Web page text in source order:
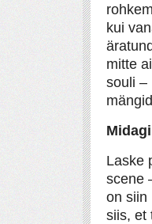
kui
mitte
souli –
Laske
scene
on siin
siis, et